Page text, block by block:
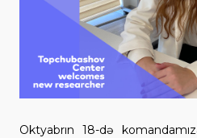
Oktyabrın 18-də